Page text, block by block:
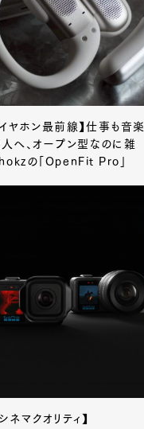
ヤホン最前線】仕事も音楽
へ、オープン型なのに雑
の「OpenFit Pro」
ネマクオリティ】